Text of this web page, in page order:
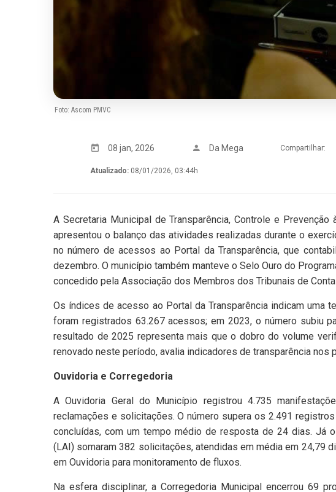
Foto: Ascom PMVC
08 jan, 2026 Da Mega Compartilhar:
Atualizado: 08/01/2026, 03:44h
A Secretaria Municipal de Transparência, Controle e
apresentou o balanço das atividades realizadas durante o
no número de acessos ao Portal da Transparência, que
dezembro. O município também manteve o Selo Ouro do
concedido pela Associação dos Membros dos Tribunais de
Os índices de acesso ao Portal da Transparência indicam uma
foram registrados 63.267 acessos; em 2023, o número subiu
resultado de 2025 representa mais que o dobro do volume
renovado neste período, avalia indicadores de transparência
Ouvidoria e Corregedoria
A Ouvidoria Geral do Município registrou 4.735
reclamações e solicitações. O número supera os 2.491
concluídas, com um tempo médio de resposta de 24 dias. Já
(LAI) somaram 382 solicitações, atendidas em média em 24,79
em Ouvidoria para monitoramento de fluxos.
Na esfera disciplinar, a Corregedoria Municipal encerrou 69